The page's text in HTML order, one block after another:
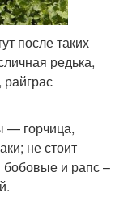
после таких
редька,
— горчица,
не стоит
бобовые и рапс –